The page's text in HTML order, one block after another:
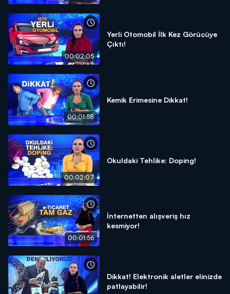
00:02:05
Yerli Otomobil İlk Kez Görücüye
Çıktı!
00:01:58
Kemik Erimesine Dikkat!
00:02:07
Okuldaki Tehlike: Doping!
00:01:56
İnternetten alışveriş hız
kesmiyor!
Dikkat! Elektronik aletler elinizde
patlayabilir!